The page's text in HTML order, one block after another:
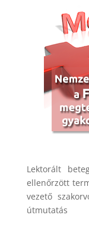
Lektorált
ellenőrzött
vezető
útmutatás